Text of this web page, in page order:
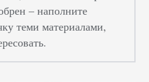
– наполните
теми материалами,